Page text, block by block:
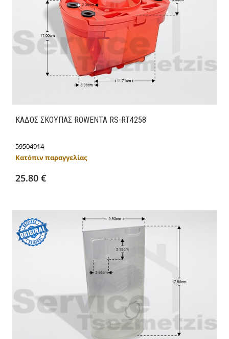
ΚΑΔΟΣ ΣΚΟΥΠΑΣ ROWENTA RS-RT4258
59504914
Κατόπιν παραγγελίας
25.80 €